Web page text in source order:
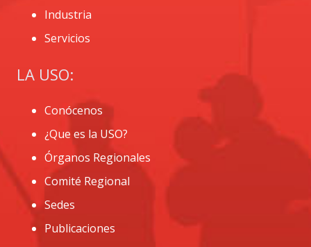
Industria
Servicios
LA USO:
Conócenos
¿Que es la USO?
Órganos Regionales
Comité Regional
Sedes
Publicaciones